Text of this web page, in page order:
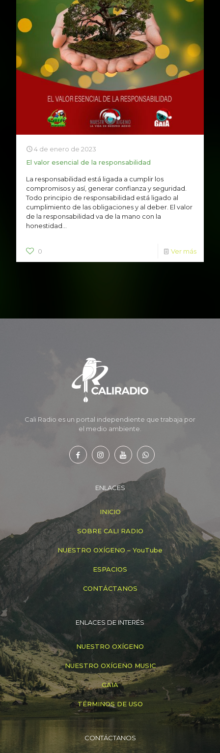
4 de enero de 2023
El valor esencial de la responsabilidad
La responsabilidad está ligada a cumplir los
compromisos y así, generar confianza y seguridad.
Todo principio de responsabilidad está ligado al
cumplimiento de las obligaciones y al deber. El valor
de la responsabilidad va de la mano con la
honestidad…
0 Ver más
Cali Radio es un portal independiente que trabaja por
el medio ambiente.
ENLACES
INICIO
SOBRE CALI RADIO
NUESTRO OXÍGENO – YouTube
ESPACIOS
CONTÁCTANOS
ENLACES DE INTERÉS
NUESTRO OXÍGENO
NUESTRO OXÍGENO MUSIC
GAIA
TÉRMINOS DE USO
CONTÁCTANOS